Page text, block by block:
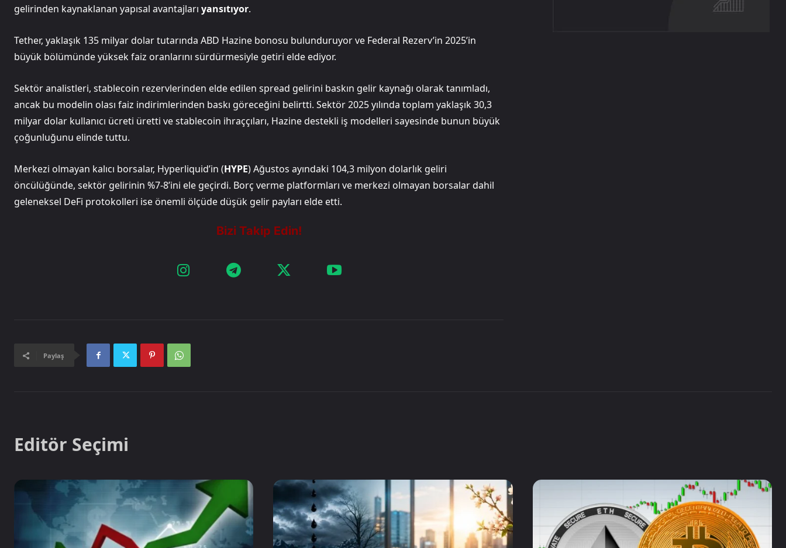
gelirinden kaynaklanan yapısal avantajları yansıtıyor.
Tether, yaklaşık 135 milyar dolar tutarında ABD Hazine bonosu bulunduruyor ve Federal Rezerv’in 2025’in
büyük bölümünde yüksek faiz oranlarını sürdürmesiyle getiri elde ediyor.
Sektör analistleri, stablecoin rezervlerinden elde edilen spread gelirini baskın gelir kaynağı olarak tanımladı,
ancak bu modelin olası faiz indirimlerinden baskı göreceğini belirtti. Sektör 2025 yılında toplam yaklaşık 30,3
milyar dolar kullanıcı ücreti üretti ve stablecoin ihraççıları, Hazine destekli iş modelleri sayesinde bunun büyük
çoğunluğunu elinde tuttu.
Merkezi olmayan kalıcı borsalar, Hyperliquid’in (HYPE) Ağustos ayındaki 104,3 milyon dolarlık geliri
öncülüğünde, sektör gelirinin %7-8’ini ele geçirdi. Borç verme platformları ve merkezi olmayan borsalar dahil
geleneksel DeFi protokolleri ise önemli ölçüde düşük gelir payları elde etti.
Paylaş
Editör Seçimi